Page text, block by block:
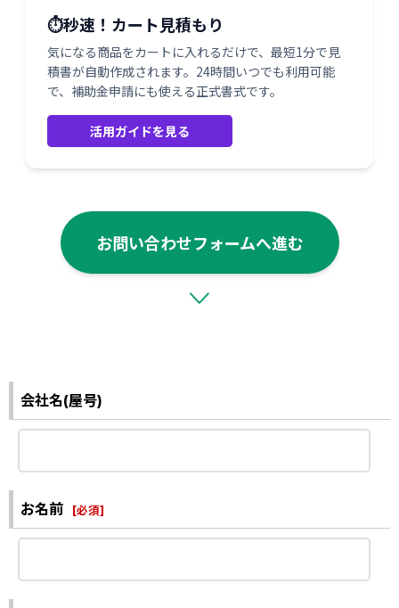
⏱️秒速！カート見積もり
気になる商品をカートに入れるだけで、最短1分で見
積書が自動作成されます。24時間いつでも利用可能
で、補助金申請にも使える正式書式です。
活用ガイドを見る
お問い合わせフォームへ進む
会社名(屋号)
お名前 [必須]